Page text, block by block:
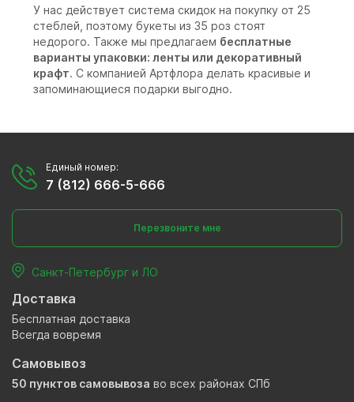
У нас действует система скидок на покупку от 25
стеблей, поэтому букеты из 35 роз стоят
недорого. Также мы предлагаем бесплатные
варианты упаковки: ленты или декоративный
крафт. С компанией Артфлора делать красивые и
запоминающиеся подарки выгодно.
Единый номер:
7 (812) 666-5-666
Перезвоните мне
Санкт-Петербург и ЛО
Доставка
Бесплатная доставка
Всегда вовремя
Самовывоз
50 пунктов самовывоза во всех районах СПб